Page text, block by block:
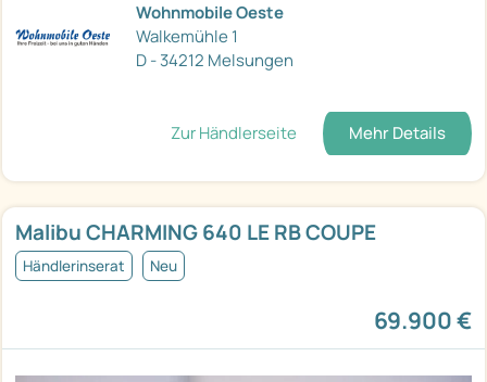
Wohnmobile Oeste
Walkemühle 1
D - 34212 Melsungen
Zur Händlerseite Mehr Details
Malibu CHARMING 640 LE RB COUPE
Händlerinserat Neu
69.900 €